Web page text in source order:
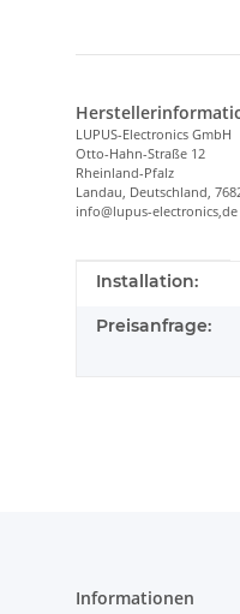
LUPUS-Electronics GmbH
Otto-Hahn-Straße 12
Rheinland-Pfalz
Landau, Deutschland,
info@lupus-electronics,de
Wert
Installation:
Preisanfrage:
Informationen